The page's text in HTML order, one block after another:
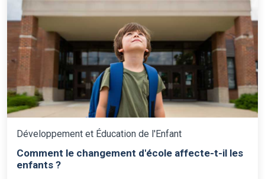
Développement et Éducation de l'Enfant
Comment le changement d'école affecte-t-il les
enfants ?